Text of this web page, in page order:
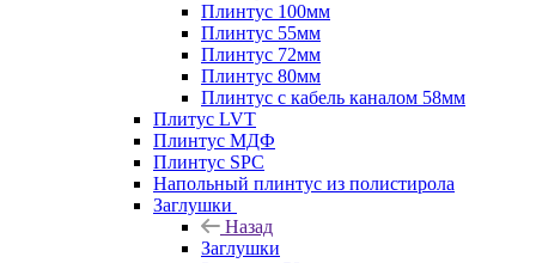
Плинтус 100мм
Плинтус 55мм
Плинтус 72мм
Плинтус 80мм
Плинтус с кабель каналом 58мм
Плитус LVT
Плинтус МДФ
Плинтус SPC
Напольный плинтус из полистирола
Заглушки
Назад
Заглушки